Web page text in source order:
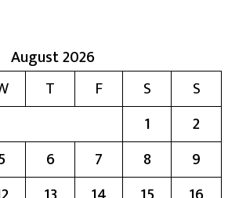
August 2026
T F S
S
1
2
6 7 8
9